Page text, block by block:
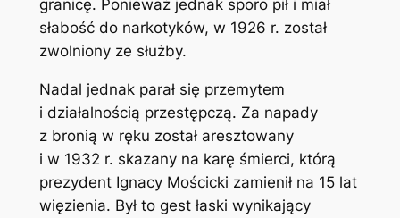
granicę. Ponieważ jednak sporo pił i miał
słabość do narkotyków, w 1926 r. został
zwolniony ze służby.
Nadal jednak parał się przemytem
i działalnością przestępczą. Za napady
z bronią w ręku został aresztowany
i w 1932 r. skazany na karę śmierci, którą
prezydent Ignacy Mościcki zamienił na 15 lat
więzienia. Był to gest łaski wynikający